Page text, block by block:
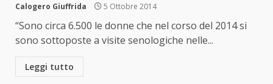
Calogero Giuffrida 5 Ottobre 2014
“Sono circa 6.500 le donne che nel corso del 2014 si
sono sottoposte a visite senologiche nelle...
Leggi tutto